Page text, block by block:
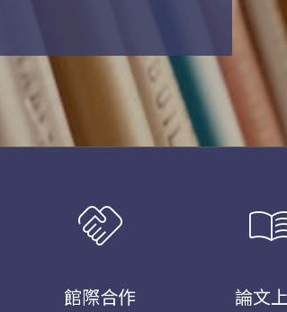
handshake
館際合作 論文